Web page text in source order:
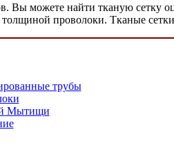
Вы можете найти тканую
толщиной проволоки. Тканые
трубы
Мытищи